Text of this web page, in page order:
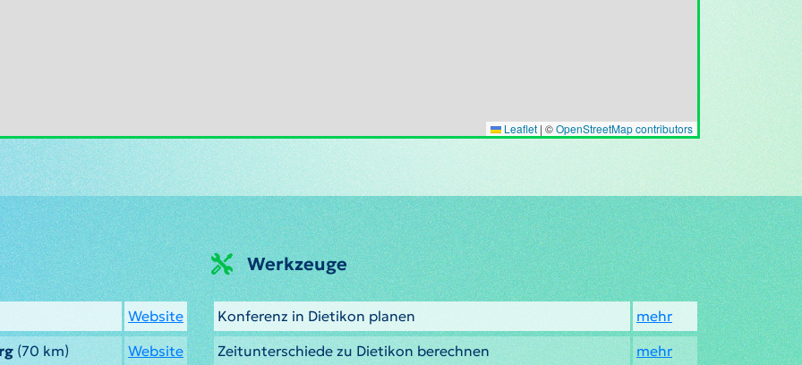
Leaflet | ©OpenStreetMap contributors
Website
(70 km) Website
Werkzeuge
Konferenz in Dietikon planen
mehr
Zeitunterschiede zu Dietikon berechnen
mehr